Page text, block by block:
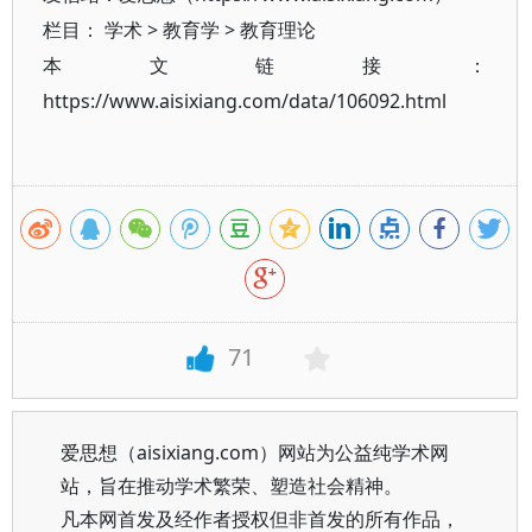
栏目： 学术>教育学 >教育理论
本文链接：
https://www.aisixiang.com/data/106092.html
71
爱思想（aisixiang.com）网站为公益纯学术网
站，旨在推动学术繁荣、塑造社会精神。
凡本网首发及经作者授权但非首发的所有作品，